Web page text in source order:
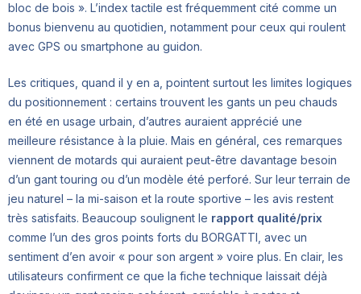
bloc de bois ». L’index tactile est fréquemment cité comme un
bonus bienvenu au quotidien, notamment pour ceux qui roulent
avec GPS ou smartphone au guidon.
Les critiques, quand il y en a, pointent surtout les limites logiques
du positionnement : certains trouvent les gants un peu chauds
en été en usage urbain, d’autres auraient apprécié une
meilleure résistance à la pluie. Mais en général, ces remarques
viennent de motards qui auraient peut-être davantage besoin
d’un gant touring ou d’un modèle été perforé. Sur leur terrain de
jeu naturel – la mi-saison et la route sportive – les avis restent
très satisfaits. Beaucoup soulignent le rapport qualité/prix
comme l’un des gros points forts du BORGATTI, avec un
sentiment d’en avoir « pour son argent » voire plus. En clair, les
utilisateurs confirment ce que la fiche technique laissait déjà